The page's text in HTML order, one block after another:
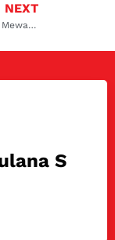
NEXT
3 Mobil Bekas Taksi Mewah, Murah & Berkelas
S